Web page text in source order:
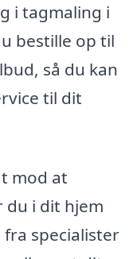
i tagmaling i
bestille op til
så du kan
til dit
mod at
i dit hjem
specialister